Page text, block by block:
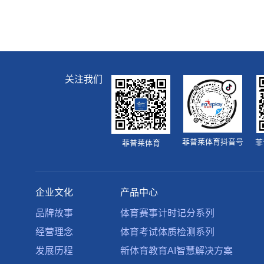
关注我们
菲普莱体育 菲普莱体育抖音号
企业文化
品牌故事
经营理念
发展历程
产品中心
体育赛事计时记分系列
体育考试体质检测系列
新体育教育AI智慧解决方案